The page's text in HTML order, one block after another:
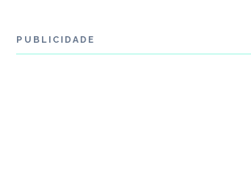
PUBLICIDADE